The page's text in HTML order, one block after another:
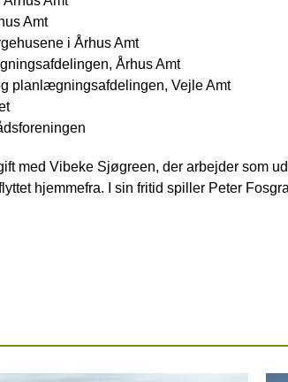
Amt
i Århus Amt
Århus Amt
planlægningsafdelingen, Vejle Amt
med Vibeke Sjøgreen, der arbejder som
hjemmefra. I sin fritid spiller Peter